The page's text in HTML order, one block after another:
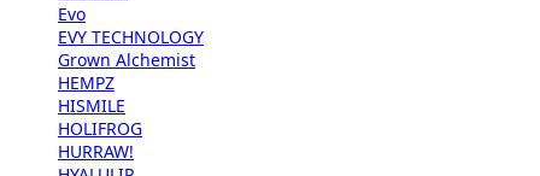
Evo
EVY TECHNOLOGY
Grown Alchemist
HEMPZ
HISMILE
HOLIFROG
HURRAW!